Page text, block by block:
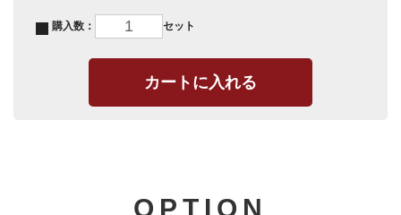
購入数： セット
OPTION